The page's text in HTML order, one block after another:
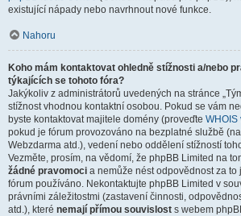
existující nápady nebo navrhnout nové funkce.
Nahoru
Koho mám kontaktovat ohledně stížnosti a/nebo
týkajících se tohoto fóra?
Jakýkoliv z administrátorů uvedených na stránce
stížnost vhodnou kontaktní osobou. Pokud se vám
byste kontaktovat majitele domény (proveďte
pokud je fórum provozováno na bezplatné službě
Webzdarma atd.), vedení nebo oddělení stížností
Vezměte, prosím, na vědomí, že phpBB Limited na
žádné pravomoci a nemůže nést odpovědnost za to
fórum používáno. Nekontaktujte phpBB Limited v
právními záležitostmi (zastavení činnosti,
atd.), které nemají přímou souvislost s webem